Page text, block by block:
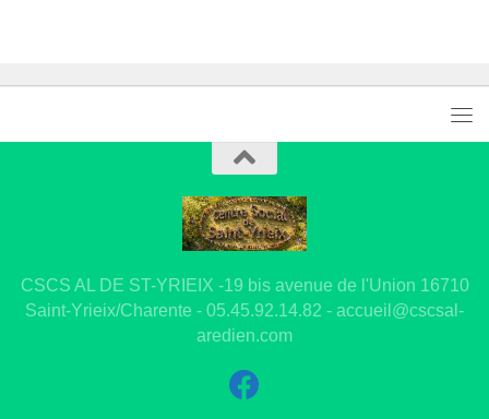
CSCS AL DE ST-YRIEIX -19 bis avenue de l'Union 16710
Saint-Yrieix/Charente - 05.45.92.14.82 - accueil@cscsal-
aredien.com